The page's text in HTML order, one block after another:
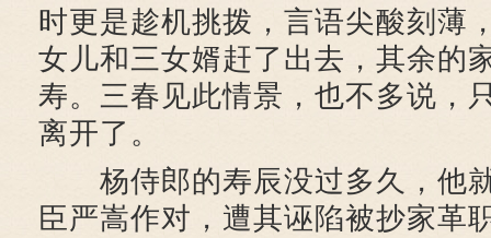
时更是趁机挑拨，言语尖酸刻薄
女儿和三女婿赶了出去，其余的
寿。三春见此情景，也不多说，
离开了。
杨侍郎的寿辰没过多久，他
臣严嵩作对，遭其诬陷被抄家革